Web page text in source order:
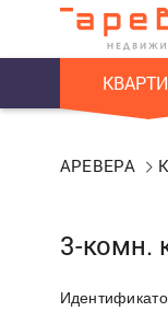
АРЕВЕРА
3-комн.